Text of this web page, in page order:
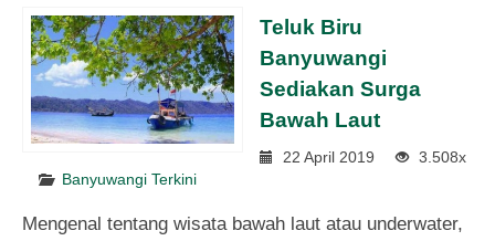
Teluk Biru
Banyuwangi
Sediakan Surga
Bawah Laut
22 April 2019
3.508x
Banyuwangi Terkini
Mengenal tentang wisata bawah laut atau underwater,